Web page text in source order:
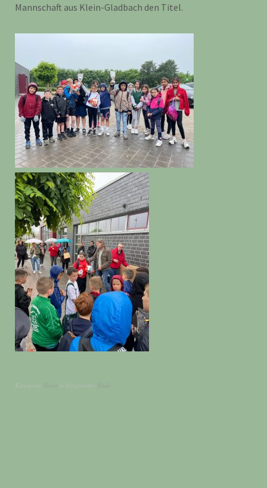
Mannschaft aus Klein-Gladbach den Titel.
Kategorie News Schlagwörter Slide